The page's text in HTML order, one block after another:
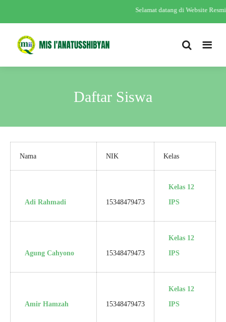
Selamat datang di Website
Daftar Siswa
Nama NIK Kelas
Adi Rahmadi 15348479473
Kelas 12
IPS
Agung Cahyono 15348479473
Kelas 12
IPS
Amir Hamzah 15348479473
Kelas 12
IPS